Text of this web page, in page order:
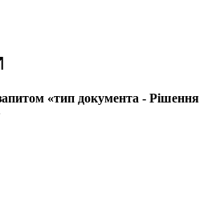
«тип документа - Рішення